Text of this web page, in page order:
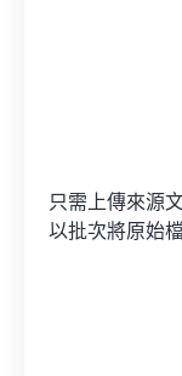
只需上傳來源
以批次將原始